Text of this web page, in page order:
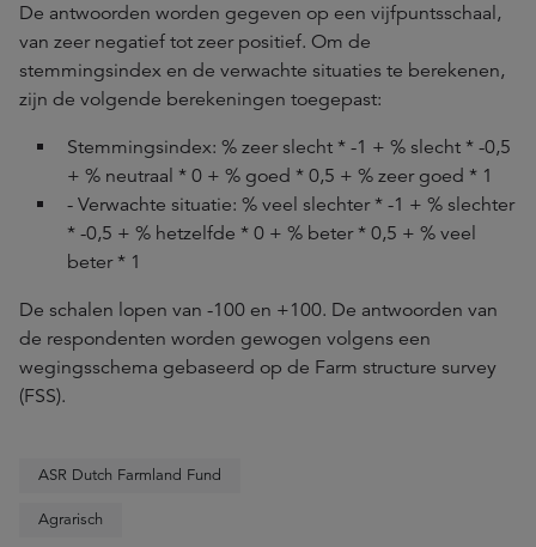
De antwoorden worden gegeven op een vijfpuntsschaal,
van zeer negatief tot zeer positief. Om de
stemmingsindex en de verwachte situaties te berekenen,
zijn de volgende berekeningen toegepast:
Stemmingsindex: % zeer slecht * -1 + % slecht * -0,5
+ % neutraal * 0 + % goed * 0,5 + % zeer goed * 1
- Verwachte situatie: % veel slechter * -1 + % slechter
* -0,5 + % hetzelfde * 0 + % beter * 0,5 + % veel
beter * 1
De schalen lopen van -100 en +100. De antwoorden van
de respondenten worden gewogen volgens een
wegingsschema gebaseerd op de Farm structure survey
(FSS).
ASR Dutch Farmland Fund
Agrarisch